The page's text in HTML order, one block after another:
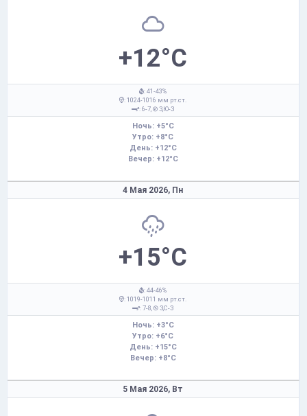
+12°C
: 41-43%
: 1024-1016 мм рт.ст.
: 6-7,
З,Ю-З
Ночь: +5°C
Утро: +8°C
День: +12°C
Вечер: +12°C
4 Мая 2026, Пн
+15°C
: 44-46%
: 1019-1011 мм рт.ст.
: 7-8,
З,С-З
Ночь: +3°C
Утро: +6°C
День: +15°C
Вечер: +8°C
5 Мая 2026, Вт